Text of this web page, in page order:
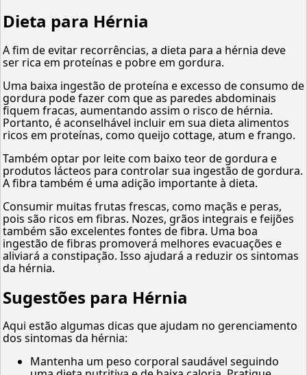
Dieta para Hérnia
A fim de evitar recorrências, a dieta para a hérnia deve
ser rica em proteínas e pobre em gordura.
Uma baixa ingestão de proteína e excesso de consumo de
gordura pode fazer com que as paredes abdominais
fiquem fracas, aumentando assim o risco de hérnia.
Portanto, é aconselhável incluir em sua dieta alimentos
ricos em proteínas, como queijo cottage, atum e frango.
Também optar por leite com baixo teor de gordura e
produtos lácteos para controlar sua ingestão de gordura.
A fibra também é uma adição importante à dieta.
Consumir muitas frutas frescas, como maçãs e peras,
pois são ricos em fibras. Nozes, grãos integrais e feijões
também são excelentes fontes de fibra. Uma boa
ingestão de fibras promoverá melhores evacuações e
aliviará a constipação. Isso ajudará a reduzir os sintomas
da hérnia.
Sugestões para Hérnia
Aqui estão algumas dicas que ajudam no gerenciamento
dos sintomas da hérnia:
Mantenha um peso corporal saudável seguindo